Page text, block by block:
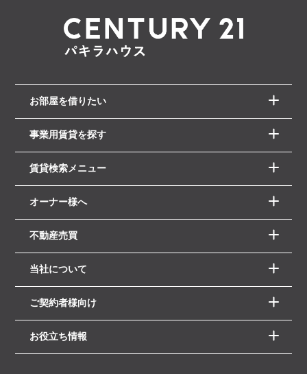
お部屋を借りたい
事業用賃貸を探す
賃貸検索メニュー
オーナー様へ
不動産売買
当社について
ご契約者様向け
お役立ち情報